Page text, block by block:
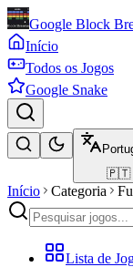
Google Block
Início
Todos os Jogos
Google Snake
🇵🇹
Início Categoria
Lista de